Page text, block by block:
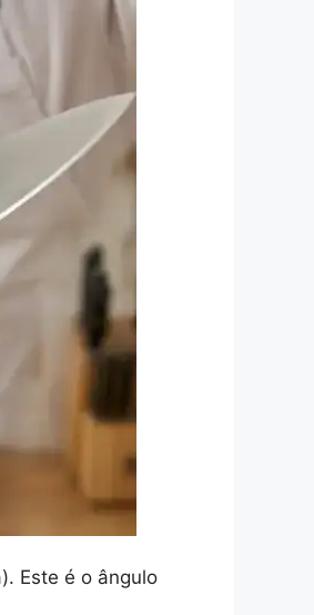
Este é o ângulo